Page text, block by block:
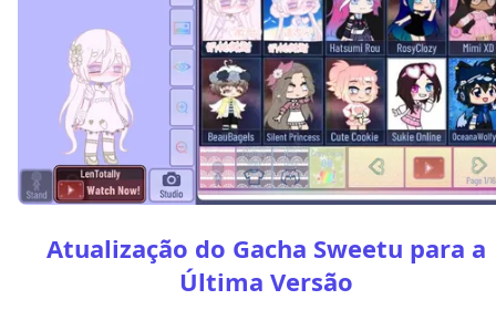
Atualização do Gacha Sweetu para a
Última Versão